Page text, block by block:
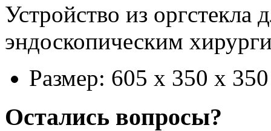
Устройство из оргстекла
эндоскопическим
Размер: 605 х 350 х 350
Остались вопросы?